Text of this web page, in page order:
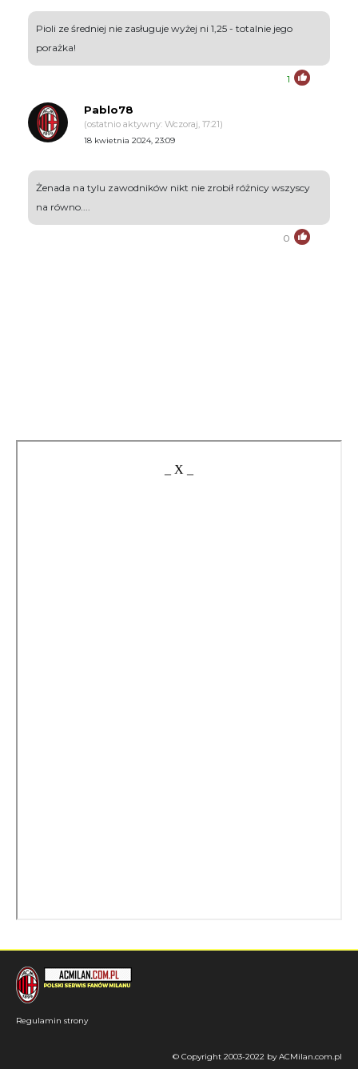
Pioli ze średniej nie zasługuje wyżej ni 1,25 - totalnie jego
porażka!
1
Pablo78
(ostatnio aktywny: Wczoraj, 17:21)
18 kwietnia 2024, 23:09
Żenada na tylu zawodników nikt nie zrobił różnicy wszyscy
na równo....
0
Regulamin strony
© Copyright 2003-2022 by ACMilan.com.pl